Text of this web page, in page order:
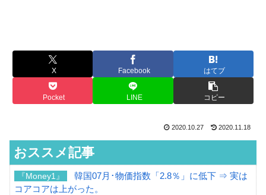
X Facebook はてブ
Pocket LINE コピー
2020.10.27 2020.11.18
おススメ記事
『Money1』
韓国07月･物価指数「2.8％」に低下 ⇒ 実は
コアコアは上がった。